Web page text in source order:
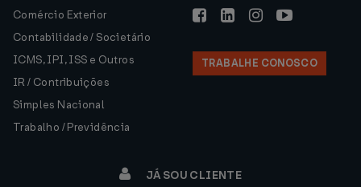
Comércio Exterior
Contabilidade / Societário
ICMS, IPI, ISS e Outros
IR / Contribuições
Simples Nacional
Trabalho / Previdência
TRABALHE CONOSCO
JÁ SOU CLIENTE